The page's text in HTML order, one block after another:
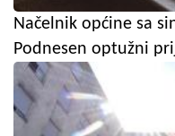
Načelnik općine sa
Podnesen optužni